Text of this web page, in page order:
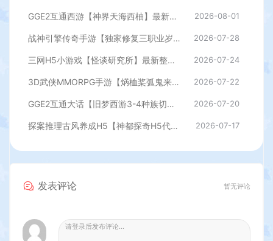
GGE2互通西游【神界天海西柚】最新整理Win系服务端+安卓苹果PC三端+内置GM工具+全套源码+详细搭建教程 2026-08-01
战神引擎传奇手游【独家修复三职业岁月无限刀-白猪3.0】最新整理Win系特色服务端+安卓苹果双端+GM授权后台+详细搭建教程 2026-07-28
三网H5小游戏【怪谈研究所】最新整理WIN系服务端+Linux手工服务端+详细搭建教程 2026-07-24
3D武侠MMORPG手游【焫桖桨弧鬼来7职业精修代金券内购版】最新整Linux手工服务端+安卓苹果双端+CDK授权后台+详细搭建教程 2026-07-22
GGE2互通大话【旧梦西游3-4种族切换】最新整理Win系服务端+安卓PC互通客户端+内置GM工具+全套源码+详细搭建教程 2026-07-20
探案推理古风养成H5【神都探奇H5代金券内购版】最新整理单机一键即玩镜像端+Linux手工服务端+CDK授权后台+详细搭建教程 2026-07-17
发表评论 暂无评论